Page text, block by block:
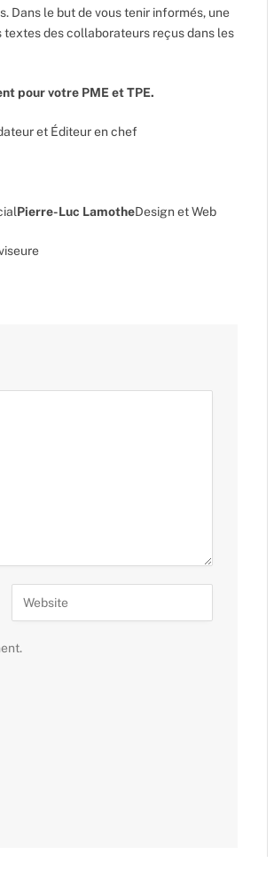
Dans le but de vous tenir informés, une
des collaborateurs reçus dans les
pour votre PME et TPE.
et Éditeur en chef
Pierre-Luc LamotheDesign et Web